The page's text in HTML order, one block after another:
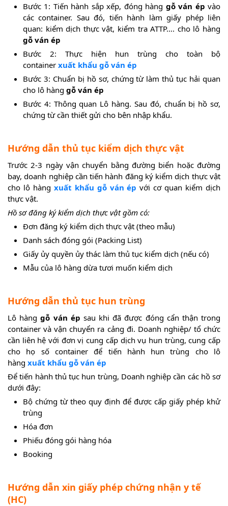
Bước 1: Tiến hành sắp xếp, đóng hàng gỗ ván ép vào
các container. Sau đó, tiến hành làm giấy phép liên
quan: kiểm dịch thực vật, kiểm tra ATTP…. cho lô hàng
gỗ ván ép
Bước 2: Thực hiện hun trùng cho toàn bộ
container xuất khẩu gỗ ván ép
Bước 3: Chuẩn bị hồ sơ, chứng từ làm thủ tục hải quan
cho lô hàng gỗ ván ép
Bước 4: Thông quan Lô hàng. Sau đó, chuẩn bị hồ sơ,
chứng từ cần thiết gửi cho bên nhập khẩu.
Hướng dẫn thủ tục kiểm dịch thực vật
Trước 2-3 ngày vận chuyển bằng đường biển hoặc đường
bay, doanh nghiệp cần tiến hành đăng ký kiểm dịch thực vật
cho lô hàng xuất khẩu gỗ ván épvới cơ quan kiểm dịch
thực vật.
Hồ sơ đăng ký kiểm dịch thực vật gồm có:
Đơn đăng ký kiểm dịch thực vật (theo mẫu)
Danh sách đóng gói (Packing List)
Giấy ủy quyền ủy thác làm thủ tục kiểm dịch (nếu có)
Mẫu của lô hàng dừa tươi muốn kiểm dịch
Hướng dẫn thủ tục hun trùng
Lô hànggỗ ván ép sau khi đã được đóng cẩn thận trong
container và vận chuyển ra cảng đi. Doanh nghiệp/ tổ chức
cần liên hệ với đơn vị cung cấp dịch vụ hun trùng, cung cấp
cho họ số container để tiến hành hun trùng cho lô
hàng xuất khẩu gỗ ván ép
Để tiến hành thủ tục hun trùng, Doanh nghiệp cần các hồ sơ
dưới đây:
Bộ chứng từ theo quy định để được cấp giấy phép khử
trùng
Hóa đơn
Phiếu đóng gói hàng hóa
Booking
Hướng dẫn xin giấy phép chứng nhận y tế
(HC)